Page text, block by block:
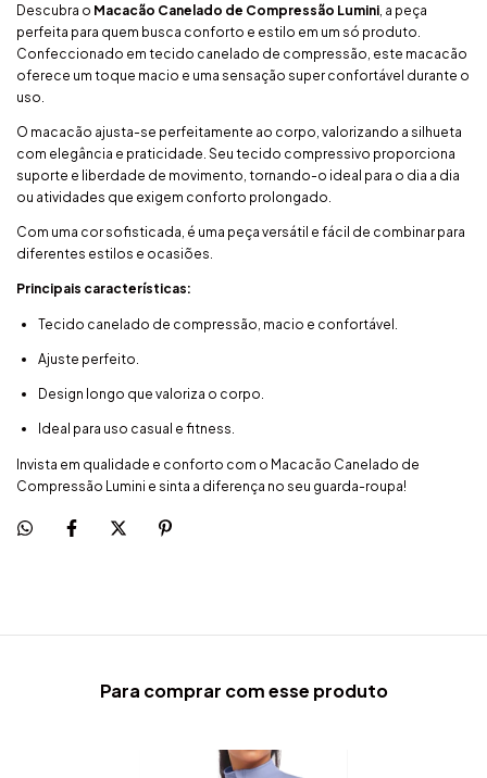
Descubra o Macacão Canelado de Compressão Lumini , a peça
perfeita para quem busca conforto e estilo em um só produto.
Confeccionado em tecido canelado de compressão, este macacão
oferece um toque macio e uma sensação super confortável durante o
uso.
O macacão ajusta-se perfeitamente ao corpo, valorizando a silhueta
com elegância e praticidade. Seu tecido compressivo proporciona
suporte e liberdade de movimento, tornando-o ideal para o dia a dia
ou atividades que exigem conforto prolongado.
Com uma cor sofisticada, é uma peça versátil e fácil de combinar para
diferentes estilos e ocasiões.
Principais características:
Tecido canelado de compressão, macio e confortável.
Ajuste perfeito.
Design longo que valoriza o corpo.
Ideal para uso casual e fitness.
Invista em qualidade e conforto com o Macacão Canelado de
Compressão Lumini e sinta a diferença no seu guarda-roupa!
Para comprar com esse produto